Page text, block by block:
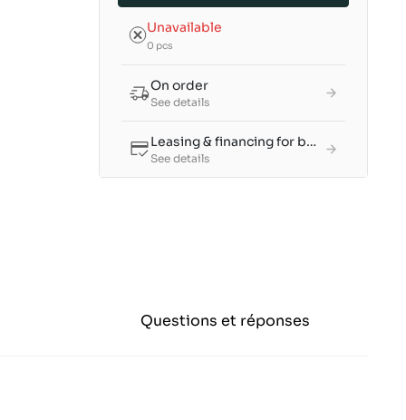
Unavailable
0 pcs
On order
See details
Leasing & financing for businesses
See details
Questions et réponses